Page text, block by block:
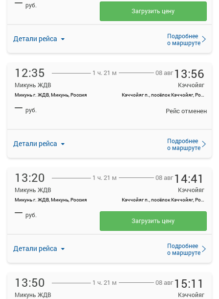
Детали рейса
Подробнее
о маршруте
руб.
Загрузить цену
12:35
Микунь ЖДВ
Микунь г. ЖДВ, Микунь, Россия
1 ч. 21 м 08 авг 13:56
Кэччойяг
Кэччойяг п., посёлок Кэччойяг, Россия
Детали рейса
Подробнее
о маршруте
— руб. Рейс отменен
13:20
Микунь ЖДВ
Микунь г. ЖДВ, Микунь, Россия
1 ч. 21 м 08 авг 14:41
Кэччойяг
Кэччойяг п., посёлок Кэччойяг, Россия
Детали рейса
Подробнее
о маршруте
— руб.
Загрузить цену
13:50
Микунь ЖДВ
1 ч. 21 м 08 авг 15:11
Кэччойяг